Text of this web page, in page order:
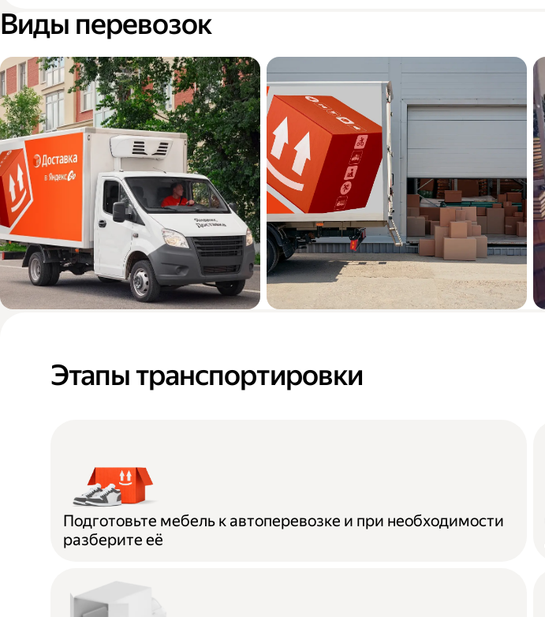
Виды перевозок
дома
Этапы транспортировки
Подготовьте мебель к автоперевозке и при необходимости
разберите её